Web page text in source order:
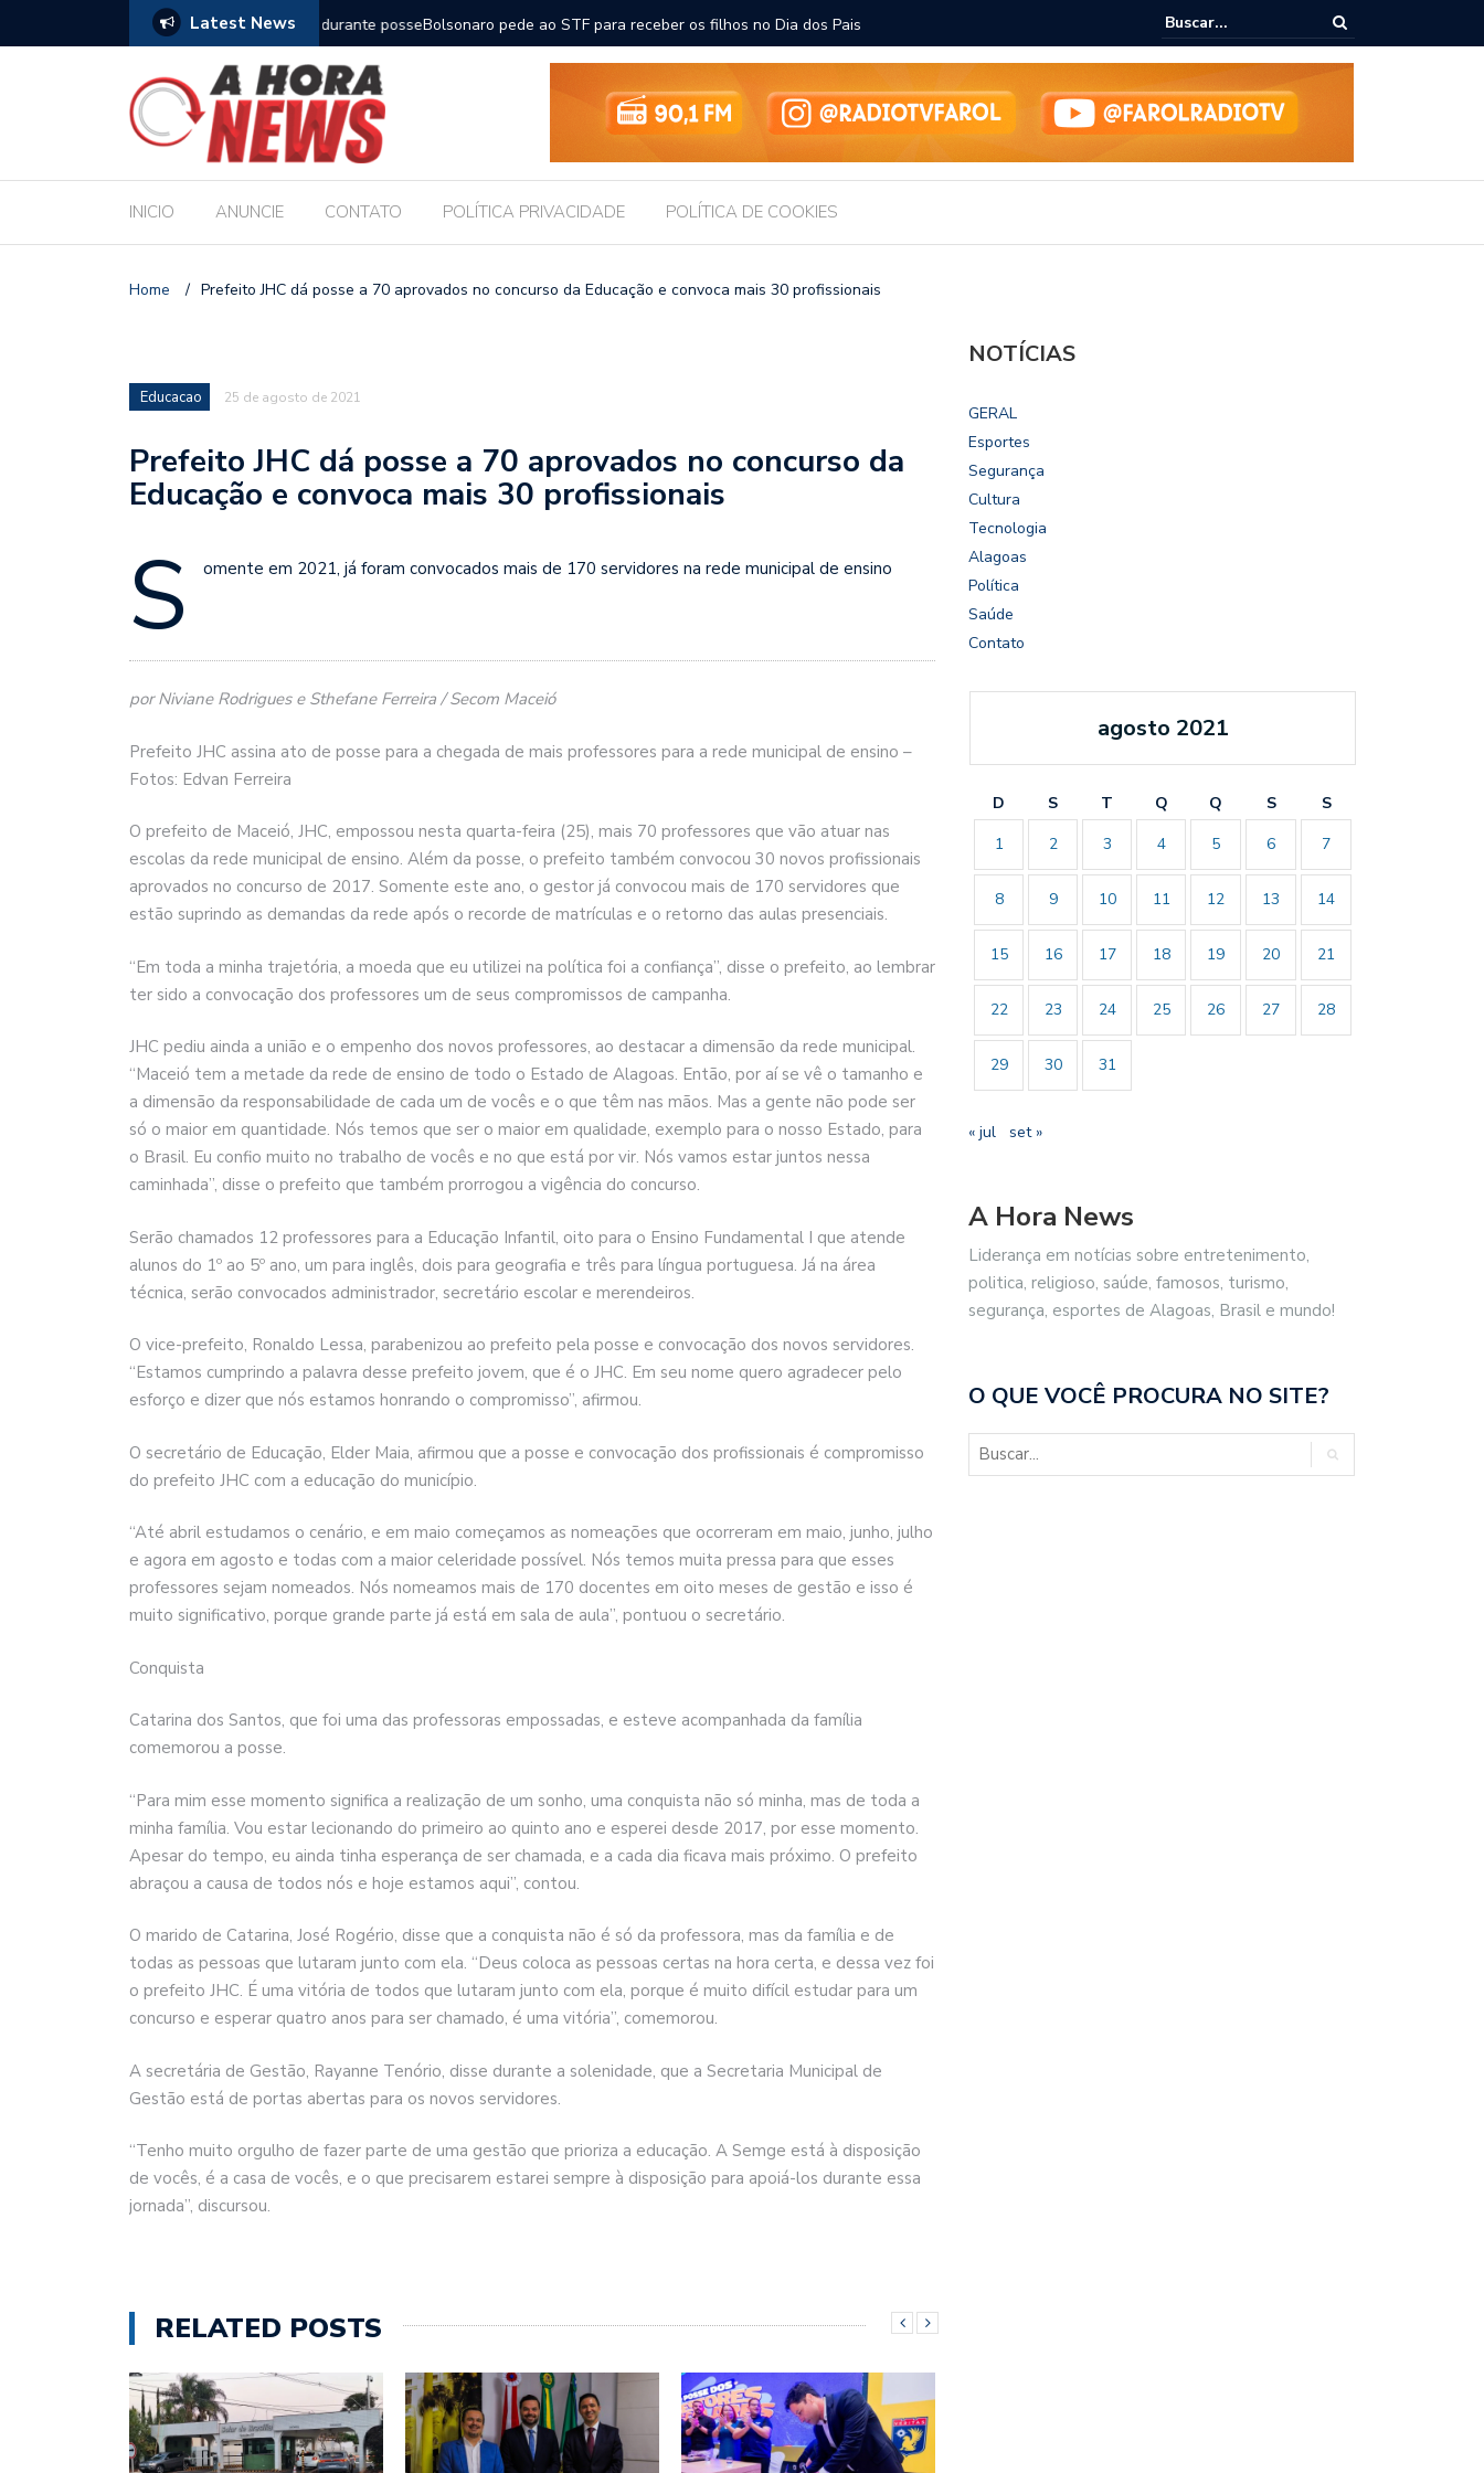
Latest News
com a Educação durante posse Bolsonaro pede ao STF para receber os filhos no Dia dos Pais
Câmara dialoga com UFAL e Faculdade de Coimbra sobre parcerias para
Legislativo
INICIO ANUNCIE CONTATO POLÍTICA PRIVACIDADE POLÍTICA DE COOKIES
Home / Prefeito JHC dá posse a 70 aprovados no concurso da Educação e convoca mais 30 profissionais
Educacao 25 de agosto de 2021
Prefeito JHC dá posse a 70 aprovados no concurso da
Educação e convoca mais 30 profissionais
S omente em 2021, já foram convocados mais de 170 servidores na rede municipal de ensino
por Niviane Rodrigues e Sthefane Ferreira / Secom Maceió
Prefeito JHC assina ato de posse para a chegada de mais professores para a rede municipal de ensino –
Fotos: Edvan Ferreira
O prefeito de Maceió, JHC, empossou nesta quarta-feira (25), mais 70 professores que vão atuar nas
escolas da rede municipal de ensino. Além da posse, o prefeito também convocou 30 novos profissionais
aprovados no concurso de 2017. Somente este ano, o gestor já convocou mais de 170 servidores que
estão suprindo as demandas da rede após o recorde de matrículas e o retorno das aulas presenciais.
“Em toda a minha trajetória, a moeda que eu utilizei na política foi a confiança”, disse o prefeito, ao lembrar
ter sido a convocação dos professores um de seus compromissos de campanha.
JHC pediu ainda a união e o empenho dos novos professores, ao destacar a dimensão da rede municipal.
“Maceió tem a metade da rede de ensino de todo o Estado de Alagoas. Então, por aí se vê o tamanho e
a dimensão da responsabilidade de cada um de vocês e o que têm nas mãos. Mas a gente não pode ser
só o maior em quantidade. Nós temos que ser o maior em qualidade, exemplo para o nosso Estado, para
o Brasil. Eu confio muito no trabalho de vocês e no que está por vir. Nós vamos estar juntos nessa
caminhada”, disse o prefeito que também prorrogou a vigência do concurso.
Serão chamados 12 professores para a Educação Infantil, oito para o Ensino Fundamental I que atende
alunos do 1º ao 5º ano, um para inglês, dois para geografia e três para língua portuguesa. Já na área
técnica, serão convocados administrador, secretário escolar e merendeiros.
O vice-prefeito, Ronaldo Lessa, parabenizou ao prefeito pela posse e convocação dos novos servidores.
“Estamos cumprindo a palavra desse prefeito jovem, que é o JHC. Em seu nome quero agradecer pelo
esforço e dizer que nós estamos honrando o compromisso”, afirmou.
O secretário de Educação, Elder Maia, afirmou que a posse e convocação dos profissionais é compromisso
do prefeito JHC com a educação do município.
“Até abril estudamos o cenário, e em maio começamos as nomeações que ocorreram em maio, junho, julho
e agora em agosto e todas com a maior celeridade possível. Nós temos muita pressa para que esses
professores sejam nomeados. Nós nomeamos mais de 170 docentes em oito meses de gestão e isso é
muito significativo, porque grande parte já está em sala de aula”, pontuou o secretário.
Conquista
Catarina dos Santos, que foi uma das professoras empossadas, e esteve acompanhada da família
comemorou a posse.
“Para mim esse momento significa a realização de um sonho, uma conquista não só minha, mas de toda a
minha família. Vou estar lecionando do primeiro ao quinto ano e esperei desde 2017, por esse momento.
Apesar do tempo, eu ainda tinha esperança de ser chamada, e a cada dia ficava mais próximo. O prefeito
abraçou a causa de todos nós e hoje estamos aqui”, contou.
O marido de Catarina, José Rogério, disse que a conquista não é só da professora, mas da família e de
todas as pessoas que lutaram junto com ela. “Deus coloca as pessoas certas na hora certa, e dessa vez foi
o prefeito JHC. É uma vitória de todos que lutaram junto com ela, porque é muito difícil estudar para um
concurso e esperar quatro anos para ser chamado, é uma vitória”, comemorou.
A secretária de Gestão, Rayanne Tenório, disse durante a solenidade, que a Secretaria Municipal de
Gestão está de portas abertas para os novos servidores.
“Tenho muito orgulho de fazer parte de uma gestão que prioriza a educação. A Semge está à disposição
de vocês, é a casa de vocês, e o que precisarem estarei sempre à disposição para apoiá-los durante essa
jornada”, discursou.
RELATED POSTS
NOTÍCIAS
GERAL
Esportes
Segurança
Cultura
Tecnologia
Alagoas
Política
Saúde
Contato
agosto 2021
D S T Q Q S
S
1
2 3 4 5 6 7
8 9 10 11 12 13 14
15 16 17 18 19 20 21
22 23 24 25 26 27 28
29 30 31
« jul set »
A Hora News
Liderança em notícias sobre entretenimento,
politica, religioso, saúde, famosos, turismo,
segurança, esportes de Alagoas, Brasil e mundo!
O QUE VOCÊ PROCURA NO SITE?